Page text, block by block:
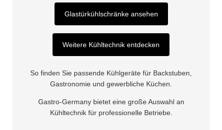
Glastürkühlschränke ansehen
Weitere Kühltechnik entdecken
So finden Sie passende Kühlgeräte für Backstuben,
Gastronomie und gewerbliche Küchen.
Gastro-Germany bietet eine große Auswahl an
Kühltechnik für professionelle Betriebe.